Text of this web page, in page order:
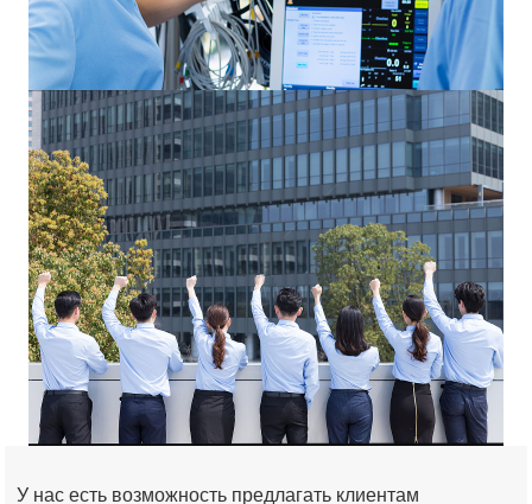
У нас есть возможность предлагать клиентам